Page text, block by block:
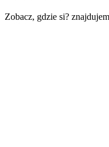
Zobacz, gdzie si?